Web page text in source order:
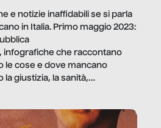
e notizie inaffidabili se si parla
in Italia. Primo maggio 2023:
infografiche che raccontano
le cose e dove mancano
la giustizia, la sanità,